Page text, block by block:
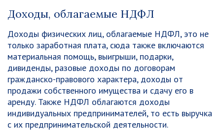
Доходы, облагаемые НДФЛ
Доходы физических лиц, облагаемые НДФЛ, это не
только заработная плата, сюда также включаются
материальная помощь, выигрыши, подарки,
дивиденды, разовые доходы по договорам
гражданско-правового характера, доходы от
продажи собственного имущества и сдачу его в
аренду. Также НДФЛ облагаются доходы
индивидуальных предпринимателей, то есть выручка
с их предпринимательской деятельности.